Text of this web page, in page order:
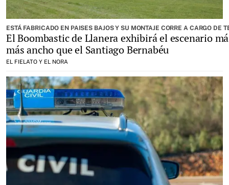
ESTÁ FABRICADO EN PAISES BAJOS Y SU MONTAJE CORRE A CARGO DE
El Boombastic de Llanera exhibirá el escenario
más ancho que el Santiago Bernabéu
EL FIELATO Y EL NORA